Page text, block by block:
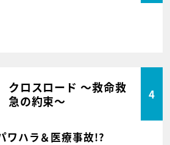
クロスロード ～救命救
急の約束～
4
ハラ＆医療事故!?